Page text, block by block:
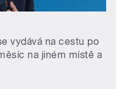
vydává na cestu po
na jiném místě a